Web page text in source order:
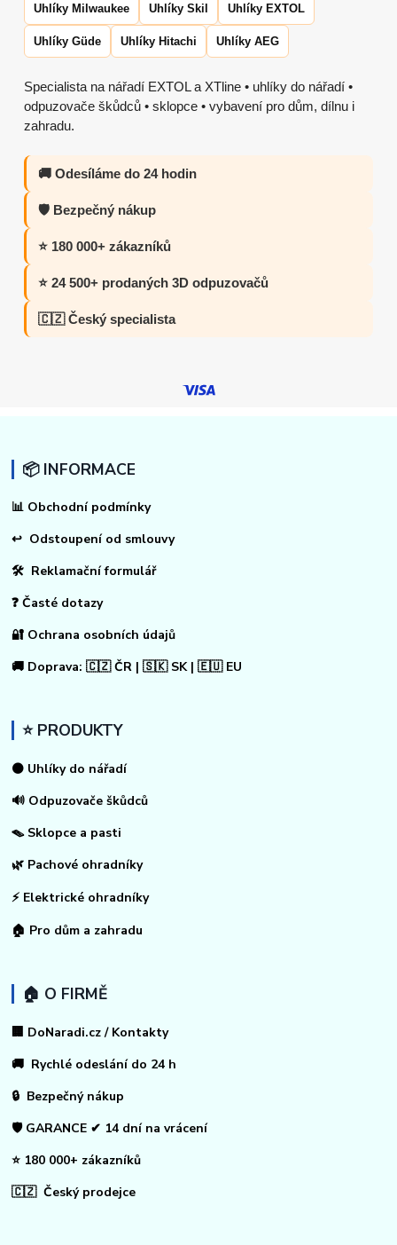
Uhlíky Milwaukee Uhlíky Skil Uhlíky EXTOL
Uhlíky Güde Uhlíky Hitachi Uhlíky AEG
Specialista na nářadí EXTOL a XTline • uhlíky do nářadí •
odpuzovače škůdců • sklopce • vybavení pro dům, dílnu i
zahradu.
🚚 Odesíláme do 24 hodin
🛡️ Bezpečný nákup
⭐ 180 000+ zákazníků
⭐ 24 500+ prodaných 3D odpuzovačů
🇨🇿 Český specialista
📦 INFORMACE
📊 Obchodní podmínky
↩ Odstoupení od smlouvy
🛠 Reklamační formulář
❓ Časté dotazy
🔐 Ochrana osobních údajů
🚚 Doprava: 🇨🇿 ČR | 🇸🇰 SK | 🇪🇺 EU
⭐ PRODUKTY
⚫ Uhlíky do nářadí
🔊 Odpuzovače škůdců
🪤 Sklopce a pasti
🌿 Pachové ohradníky
⚡ Elektrické ohradníky
🏠 Pro dům a zahradu
🏠 O FIRMĚ
🏢 DoNaradi.cz / Kontakty
🚚 Rychlé odeslání do 24 h
🔒 Bezpečný nákup
🛡️ GARANCE ✔ 14 dní na vrácení
⭐ 180 000+ zákazníků
🇨🇿 Český prodejce